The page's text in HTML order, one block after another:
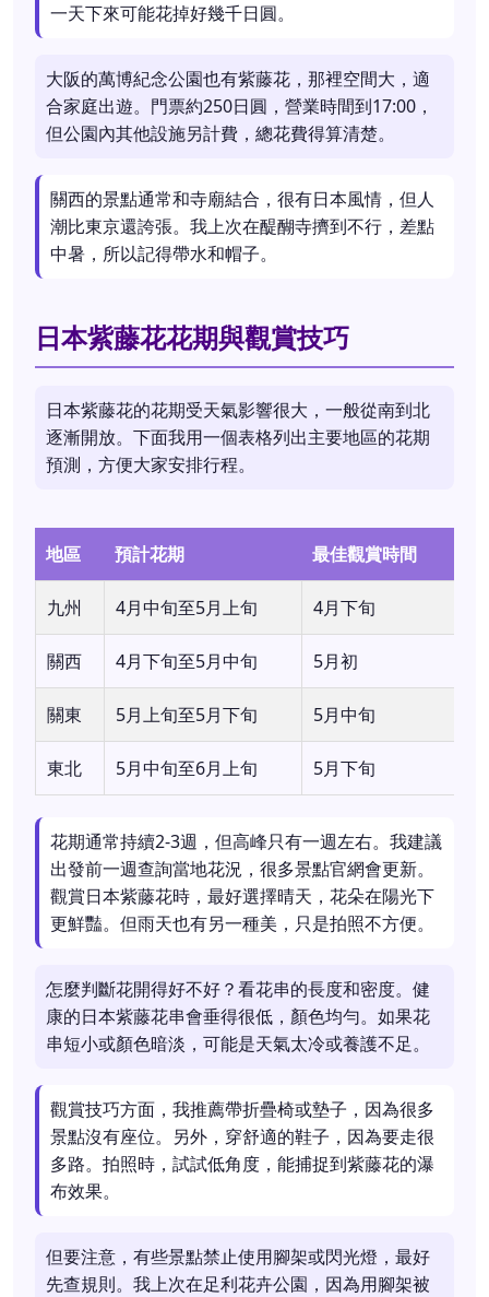
一天下來可能花掉好幾千日圓。
大阪的萬博紀念公園也有紫藤花，那裡空間大，適
合家庭出遊。門票約250日圓，營業時間到17:00，
但公園內其他設施另計費，總花費得算清楚。
關西的景點通常和寺廟結合，很有日本風情，但人
潮比東京還誇張。我上次在醍醐寺擠到不行，差點
中暑，所以記得帶水和帽子。
日本紫藤花花期與觀賞技巧
日本紫藤花的花期受天氣影響很大，一般從南到北
逐漸開放。下面我用一個表格列出主要地區的花期
預測，方便大家安排行程。
地區 預計花期 最佳觀賞時間
九州 4月中旬至5月上旬 4月下旬
關西 4月下旬至5月中旬 5月初
關東 5月上旬至5月下旬 5月中旬
東北 5月中旬至6月上旬 5月下旬
花期通常持續2-3週，但高峰只有一週左右。我建議
出發前一週查詢當地花況，很多景點官網會更新。
觀賞日本紫藤花時，最好選擇晴天，花朵在陽光下
更鮮豔。但雨天也有另一種美，只是拍照不方便。
怎麼判斷花開得好不好？看花串的長度和密度。健
康的日本紫藤花串會垂得很低，顏色均勻。如果花
串短小或顏色暗淡，可能是天氣太冷或養護不足。
觀賞技巧方面，我推薦帶折疊椅或墊子，因為很多
景點沒有座位。另外，穿舒適的鞋子，因為要走很
多路。拍照時，試試低角度，能捕捉到紫藤花的瀑
布效果。
但要注意，有些景點禁止使用腳架或閃光燈，最好
先查規則。我上次在足利花卉公園，因為用腳架被